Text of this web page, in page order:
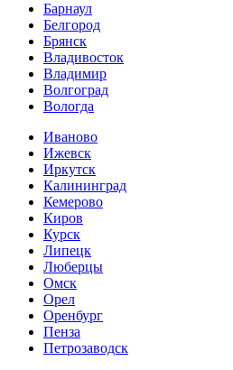
Барнаул
Белгород
Брянск
Владивосток
Владимир
Волгоград
Вологда
Иваново
Ижевск
Иркутск
Калининград
Кемерово
Киров
Курск
Липецк
Люберцы
Омск
Орел
Оренбург
Пенза
Петрозаводск